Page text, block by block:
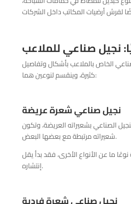
نجيل صناعي للملاعب
الخاص بالملاعب بأشكال وتفاصيل
كثيرة، وينقسم لنوعين هما:
نجيل صناعي شعرة عريضة
الصناعي بشعيراته العريضة، وتكون
شعيراته مرتبطة مع بعضها البعض.
نوعًا ما عن الأنواع الأخرى، فقد بدأ يقل
إنتشاره.